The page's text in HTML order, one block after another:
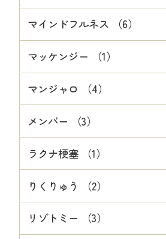
マインドフルネス （6）
マッケンジー （1）
マンジャロ （4）
メンバー （3）
ラクナ梗塞 （1）
りくりゅう （2）
リゾトミー （3）